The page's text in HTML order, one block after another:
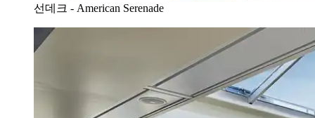
선데크 - American Serenade